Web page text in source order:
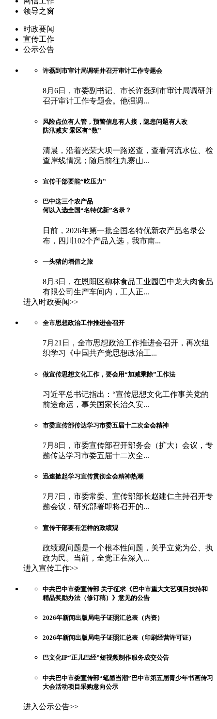
领导之窗
时政要闻
宣传工作
公示公告
许磊到市审计局调研并召开审计工作专题会
8月6日，市委副书记、市长许磊到市审计局调研并
召开审计工作专题会。他强调...
风险点位有人管，预警信息有人接，隐患问题有人改
防汛减灾 景区有“数”
清晨，沿着光荣大坝一路巡查，查看河流水位、检
查岸线情况；随后前往九寨山...
宣传干部要能“吃压力”
巴中这三个农产品
何以入选全国“名特优新”名录？
日前，2026年第一批全国名特优新农产品名录公
布，四川102个产品入选，我市南...
一头猪的增值之旅
8月3日，在恩阳区柳林食品工业园巴中龙大肉食品
有限公司生产车间内，工人正...
进入时政要闻>>
全市思想政治工作推进会召开
7月21日，全市思想政治工作推进会召开，再次组
织学习《中国共产党思想政治工...
做宣传思想文化工作，要会用“加减乘除”工作法
习近平总书记指出：“宣传思想文化工作事关党的
前途命运，事关国家长治久安...
市委宣传部传达学习市委五届十二次全会精神
7月8日，市委宣传部召开部务会（扩大）会议，专
题传达学习市委五届十二次全...
迅速掀起学习宣传贯彻全会精神热潮
7月7日，市委常委、宣传部部长赵建仁主持召开专
题会议，研究部署即将召开的...
宣传干部要有怎样的政绩观
政绩观问题是一个根本性问题，关乎立党为公、执
政为民。当前，全党正在深入...
进入宣传工作>>
中共巴中市委宣传部 关于征求《巴中市重大文艺项目扶持和
精品奖励办法（修订稿）》意见的公告
2026年新闻出版局电子证照汇总表（内资）
2026年新闻出版局电子证照汇总表（印刷经营许可证）
巴文化IP“正儿巴经”短视频制作服务成交公告
中共巴中市委宣传部“笔墨当潮”巴中市第五届青少年书画传习
大会活动项目采购意向公示
进入公示公告>>